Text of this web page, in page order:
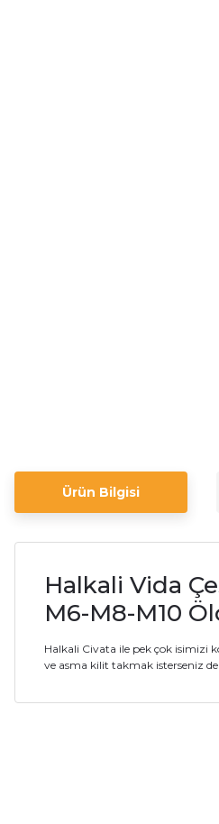
Ürün Bilgisi
Halkali Vida
M6-M8-M10
Halkali Civata ile pek çok isimizi
ve asma kilit takmak isterseniz